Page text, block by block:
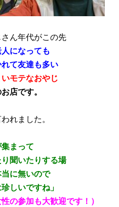
ん年代がこの先
になっても
て友達も多い
モテなおやじ
店です。
れました。
集まって
聞いたりする場
に無いので
しいですね」
性の参加も大歓迎です！）